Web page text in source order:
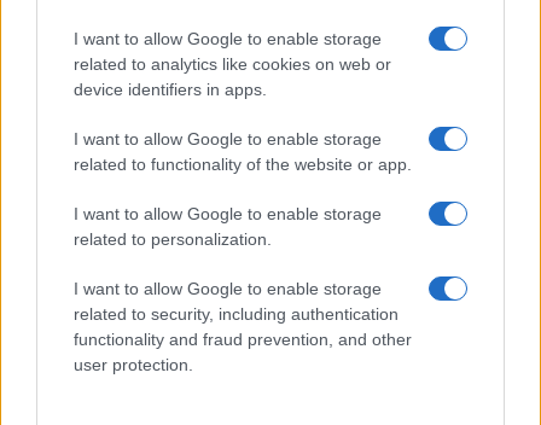
I want to allow Google to enable storage
related to analytics like cookies on web or
device identifiers in apps.
I want to allow Google to enable storage
related to functionality of the website or app.
I want to allow Google to enable storage
related to personalization.
I want to allow Google to enable storage
related to security, including authentication
functionality and fraud prevention, and other
user protection.
Don Antonio Mazzi: l’ultimo saluto a Milano tra
Marco Tessari · 3 Ago 2026